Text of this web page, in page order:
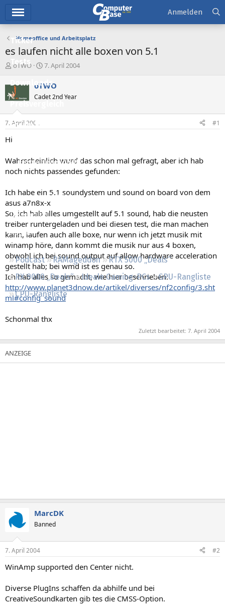
Ticker
Tests
Downloads
Preisvergleich
Forum
Aktuelles
Empfohlene Inhalte
Neueste Aktivitäten
Leserartikel
Regeln
Podcast RAMageddon
RTX 5000 „Deals“
RX 9000 „Deals“
Ideale Gaming-PCs
GPU-Rangliste
CPU-Rangliste
Anmelden
Homeoffice und Arbeitsplatz
es laufen nicht alle boxen von 5.1
E
s
t
e
l
e
oTWO
E
s
t
e
t
7. April 2004
oTWO
Cadet 2nd Year
7. April 2004 #1
Hi
Wahrscheinlich wurd das schon mal gefragt, aber ich hab
noch nichts passendes gefunden:
Ich habe ein 5.1 soundystem und sound on board von dem
asus a7n8x-x
So, ich hab alles umgestellt auf 5.1 sound, hab die neusten
treiber runtergeladen und bei diesen test, die man machen
kann, laufen auch alle boxe, nur wenn ich jetzt musik mit
winamp höre, dann kommt die musik nur aus 4 boxen,
obwohl ich bei sound output auf allow hardware acceleration
gestellt hab; bei wmd ist es genau so.
Ich hab alles so gemacht, wie hier beschrieben:
http://www.planet3dnow.de/artikel/diverses/nf2config/3.sht
ml#config_sound
Schonmal thx
Zuletzt bearbeitet: 7. April 2004
MarcDK
Banned
7. April 2004 #2
WinAmp supported den Center nicht.
Diverse PlugIns schaffen da abhilfe und bei
CreativeSoundkarten gib tes die CMSS-Option.